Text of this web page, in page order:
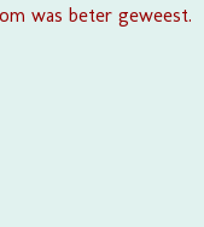
was beter geweest.